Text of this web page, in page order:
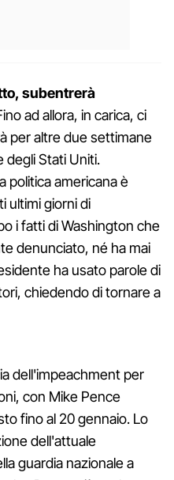
subentrerà
ad allora, in carica, ci
per altre due settimane
degli Stati Uniti.
politica americana è
ultimi giorni di
i fatti di Washington che
denunciato, né ha mai
ha usato parole di
chiedendo di tornare a
dell'impeachment per
con Mike Pence
fino al 20 gennaio. Lo
dell'attuale
guardia nazionale a